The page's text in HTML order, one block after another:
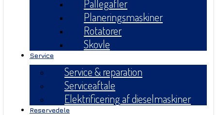
Pallegafler
Planeringsmaskiner
Rotatorer
Skovle
Service
Service & reparation
Serviceaftale
Elektrificering af dieselmaskiner
Reservedele